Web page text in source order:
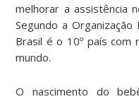
melhorar a assistência
Segundo a Organização
Brasil é o 10º país com
mundo.
O nascimento do